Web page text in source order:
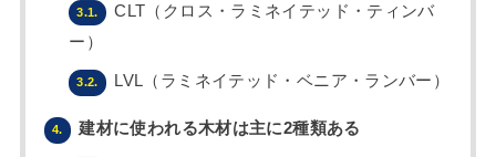
3.1.
CLT（クロス・ラミネイテッド・ティンバ
ー）
3.2. LVL（ラミネイテッド・ベニア・ランバー）
4. 建材に使われる木材は主に2種類ある